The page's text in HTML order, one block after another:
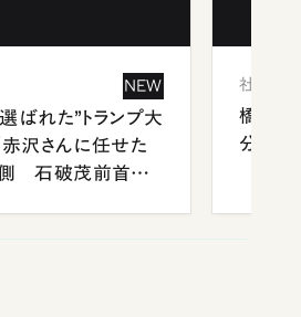
NEW
選ばれた”トランプ大
赤沢さんに任せた
側 石破茂前首相
社会
橋本愛
分 佐